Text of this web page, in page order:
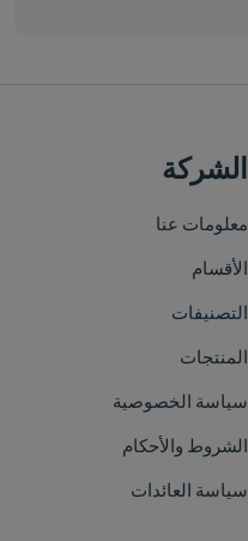
الشركة
معلومات عنا
الأقسام
التصنيفات
المنتجات
سياسة الخصوصية
الشروط والأحكام
سياسة العائدات